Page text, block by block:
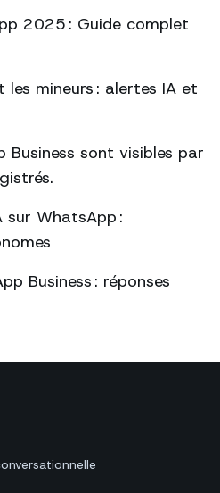
2025 : Guide complet
les mineurs : alertes IA et
sont visibles par
WhatsApp :
Business : réponses